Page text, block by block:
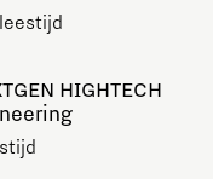
HIGHTECH